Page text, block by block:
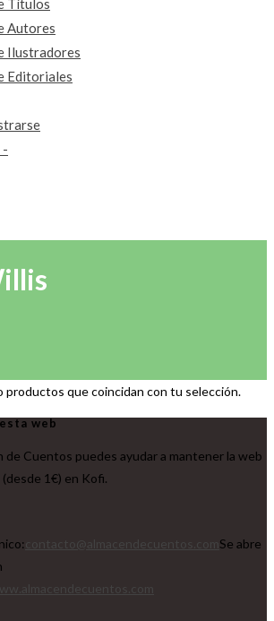
Títulos
Autores
Ilustradores
Editoriales
-
productos que coincidan con tu selección.
web
de Cuentos puedes ayudar a mantener la web
1€) en Kofi.
Se abre